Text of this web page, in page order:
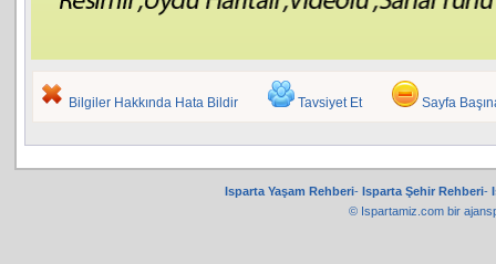
Bilgiler Hakkında Hata Bildir Tavsiyet Et Sayfa
Isparta Yaşam Rehberi- Isparta Şehir Rehberi-
© Ispartamiz.com bir